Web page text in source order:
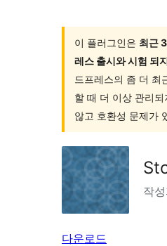
이 플러그인은 최근
레스 출시와 시험 되
드프레스의 좀 더 최
할 때 더 이상 관리
않고 호환성 문제가
작
다운로드